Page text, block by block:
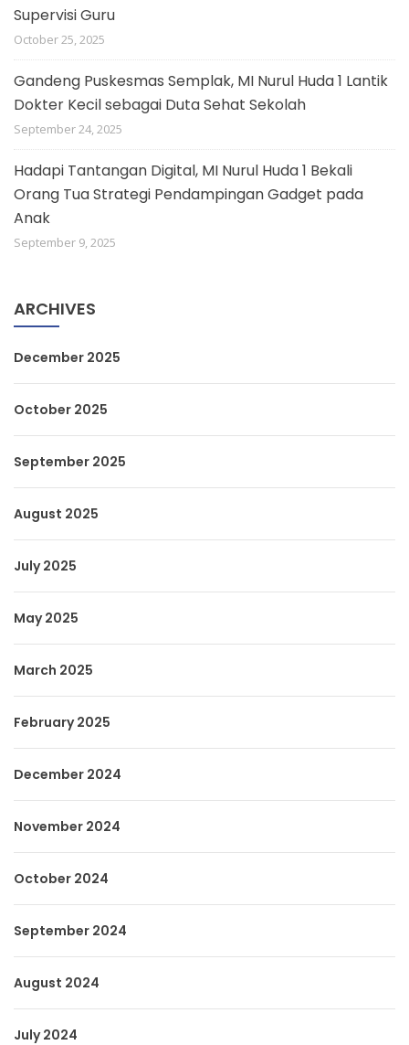
Supervisi Guru
October 25, 2025
Gandeng Puskesmas Semplak, MI Nurul Huda 1 Lantik
Dokter Kecil sebagai Duta Sehat Sekolah
September 24, 2025
Hadapi Tantangan Digital, MI Nurul Huda 1 Bekali
Orang Tua Strategi Pendampingan Gadget pada
Anak
September 9, 2025
ARCHIVES
December 2025
October 2025
September 2025
August 2025
July 2025
May 2025
March 2025
February 2025
December 2024
November 2024
October 2024
September 2024
August 2024
July 2024